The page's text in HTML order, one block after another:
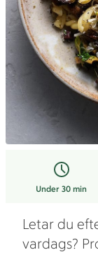
Under 30 min
Letar du
vardags?